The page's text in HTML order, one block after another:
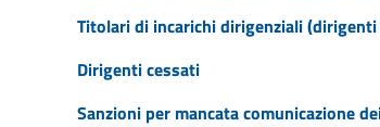
Titolari di incarichi dirigenziali
Dirigenti cessati
Sanzioni per mancata comunicazione